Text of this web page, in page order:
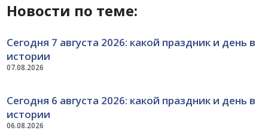
Новости по теме:
07.08.2026
Сегодня 7 августа 2026: какой праздник и день в
истории
06.08.2026
Сегодня 6 августа 2026: какой праздник и день в
истории